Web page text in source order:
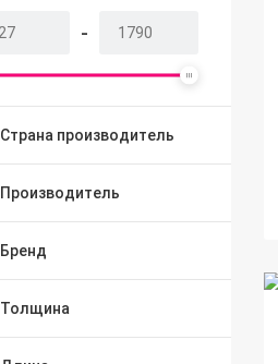
-
Страна производитель
Производитель
Бренд
Толщина